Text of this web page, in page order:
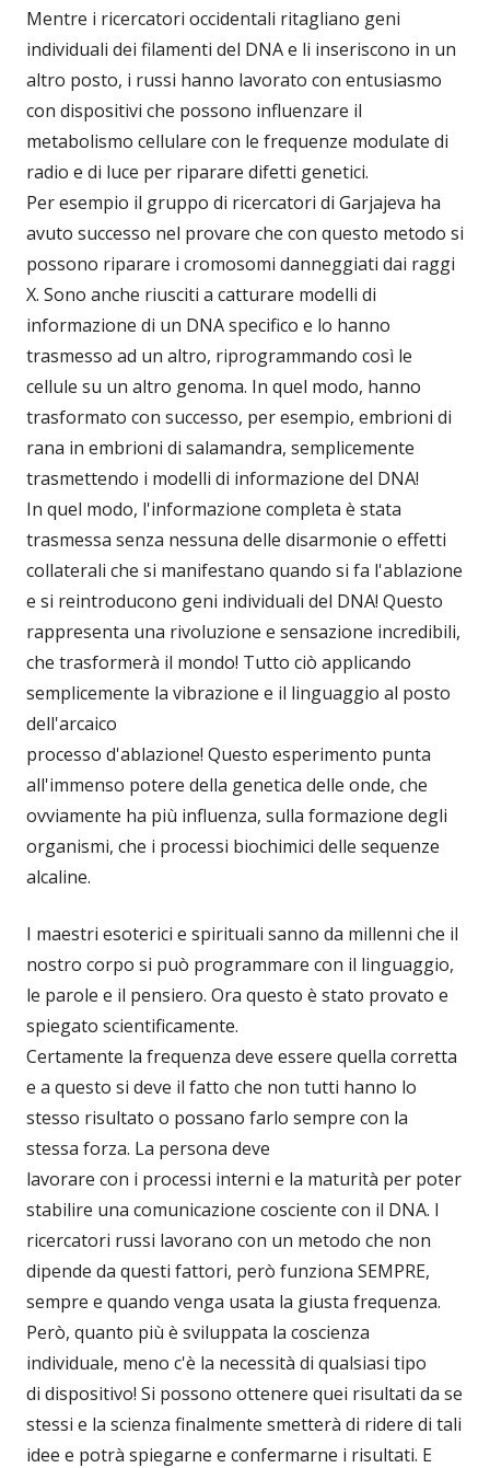
Mentre i ricercatori occidentali ritagliano geni
individuali dei filamenti del DNA e li inseriscono in un
altro posto, i russi hanno lavorato con entusiasmo
con dispositivi che possono influenzare il
metabolismo cellulare con le frequenze modulate di
radio e di luce per riparare difetti genetici.
Per esempio il gruppo di ricercatori di Garjajeva ha
avuto successo nel provare che con questo metodo si
possono riparare i cromosomi danneggiati dai raggi
X. Sono anche riusciti a catturare modelli di
informazione di un DNA specifico e lo hanno
trasmesso ad un altro, riprogrammando così le
cellule su un altro genoma. In quel modo, hanno
trasformato con successo, per esempio, embrioni di
rana in embrioni di salamandra, semplicemente
trasmettendo i modelli di informazione del DNA!
In quel modo, l'informazione completa è stata
trasmessa senza nessuna delle disarmonie o effetti
collaterali che si manifestano quando si fa l'ablazione
e si reintroducono geni individuali del DNA! Questo
rappresenta una rivoluzione e sensazione incredibili,
che trasformerà il mondo! Tutto ciò applicando
semplicemente la vibrazione e il linguaggio al posto
dell'arcaico
processo d'ablazione! Questo esperimento punta
all'immenso potere della genetica delle onde, che
ovviamente ha più influenza, sulla formazione degli
organismi, che i processi biochimici delle sequenze
alcaline.
I maestri esoterici e spirituali sanno da millenni che il
nostro corpo si può programmare con il linguaggio,
le parole e il pensiero. Ora questo è stato provato e
spiegato scientificamente.
Certamente la frequenza deve essere quella corretta
e a questo si deve il fatto che non tutti hanno lo
stesso risultato o possano farlo sempre con la
stessa forza. La persona deve
lavorare con i processi interni e la maturità per poter
stabilire una comunicazione cosciente con il DNA. I
ricercatori russi lavorano con un metodo che non
dipende da questi fattori, però funziona SEMPRE,
sempre e quando venga usata la giusta frequenza.
Però, quanto più è sviluppata la coscienza
individuale, meno c'è la necessità di qualsiasi tipo
di dispositivo! Si possono ottenere quei risultati da se
stessi e la scienza finalmente smetterà di ridere di tali
idee e potrà spiegarne e confermarne i risultati. E